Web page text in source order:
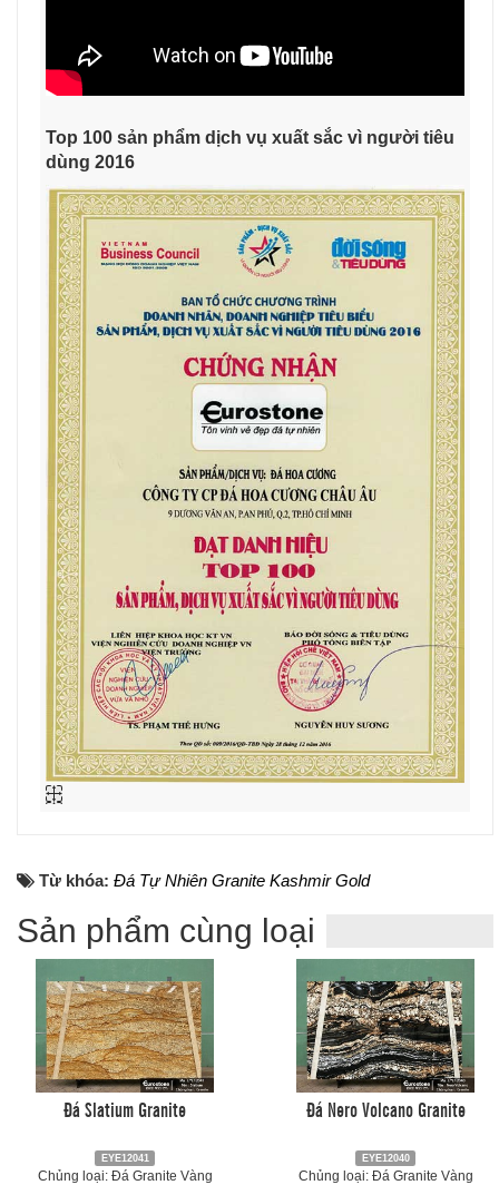
Top 100 sản phẩm dịch vụ xuất sắc vì người tiêu
dùng 2016
Từ khóa: Đá Tự Nhiên Granite Kashmir Gold
Sản phẩm cùng loại
Đá Slatium Granite
EYE12041
Chủng loại: Đá Granite Vàng
Đá Nero Volcano Granite
EYE12040
Chủng loại: Đá Granite Vàng